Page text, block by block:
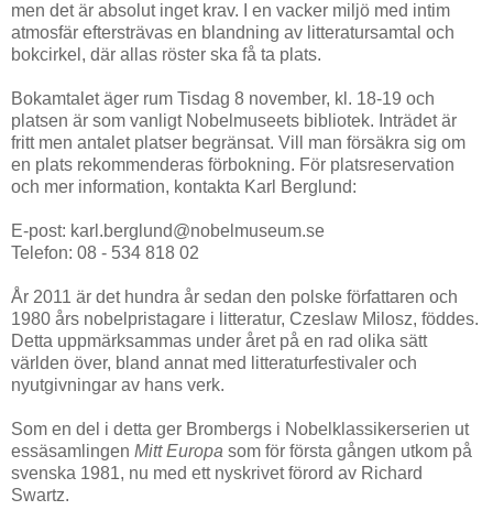
men det är absolut inget krav. I en vacker miljö med intim
atmosfär eftersträvas en blandning av litteratursamtal och
bokcirkel, där allas röster ska få ta plats.
Bokamtalet äger rum Tisdag 8 november, kl. 18-19 och
platsen är som vanligt Nobelmuseets bibliotek. Inträdet är
fritt men antalet platser begränsat. Vill man försäkra sig om
en plats rekommenderas förbokning. För platsreservation
och mer information, kontakta Karl Berglund:
E-post: karl.berglund@nobelmuseum.se
Telefon: 08 - 534 818 02
År 2011 är det hundra år sedan den polske författaren och
1980 års nobelpristagare i litteratur, Czeslaw Milosz, föddes.
Detta uppmärksammas under året på en rad olika sätt
världen över, bland annat med litteraturfestivaler och
nyutgivningar av hans verk.
Som en del i detta ger Brombergs i Nobelklassikerserien ut
essäsamlingen Mitt Europa som för första gången utkom på
svenska 1981, nu med ett nyskrivet förord av Richard
Swartz.